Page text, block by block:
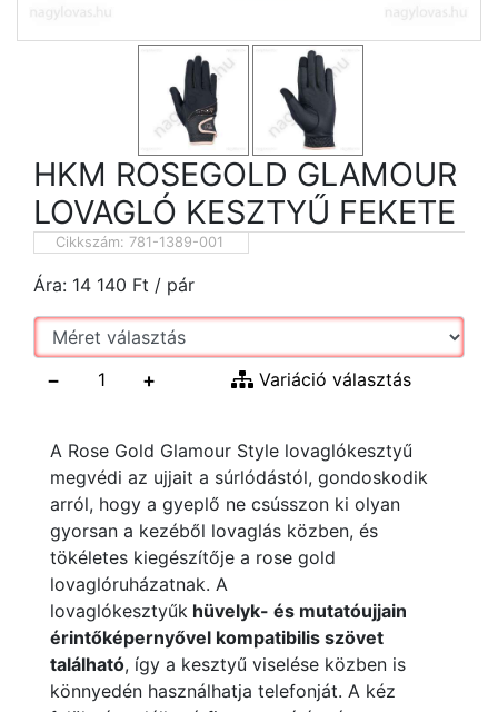
HKM ROSEGOLD GLAMOUR
LOVAGLÓ KESZTYŰ FEKETE
Cikkszám: 781-1389-001
Ára: 14 140 Ft / pár
− + Variáció választás
A Rose Gold Glamour Style lovaglókesztyű
megvédi az ujjait a súrlódástól, gondoskodik
arról, hogy a gyeplő ne csússzon ki olyan
gyorsan a kezéből lovaglás közben, és
tökéletes kiegészítője a rose gold
lovaglóruházatnak. A
lovaglókesztyűk hüvelyk- és mutatóujjain
érintőképernyővel kompatibilis szövet
található, így a kesztyű viselése közben is
könnyedén használhatja telefonját. A kéz